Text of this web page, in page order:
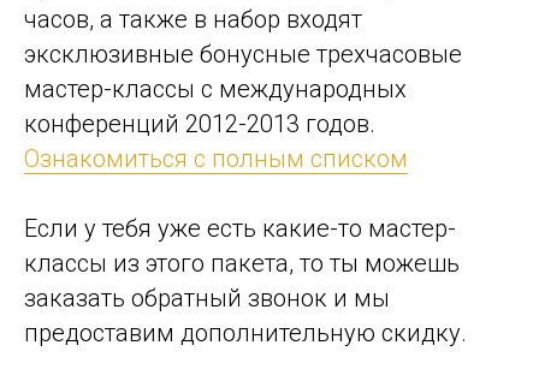
часов, а также в набор входят
эксклюзивные бонусные трехчасовые
мастер-классы с международных
конференций 2012-2013 годов.
Ознакомиться с полным списком
Если у тебя уже есть какие-то мастер-
классы из этого пакета, то ты можешь
заказать обратный звонок и мы
предоставим дополнительную скидку.